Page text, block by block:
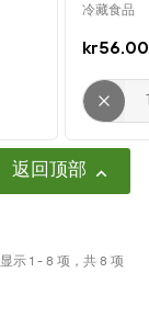
冷藏食品
kr56.00
返回顶部 
显示 1 - 8 项，共 8 项